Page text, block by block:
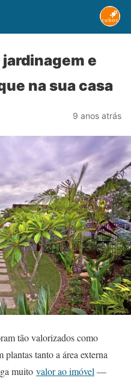
e
na sua casa
9 anos atrás
tão valorizados como
tanto a área externa
muito valor ao imóvel —